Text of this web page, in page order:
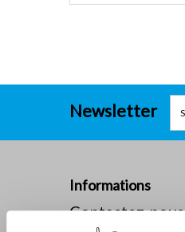
Newsletter
Informations
Contactez-nous